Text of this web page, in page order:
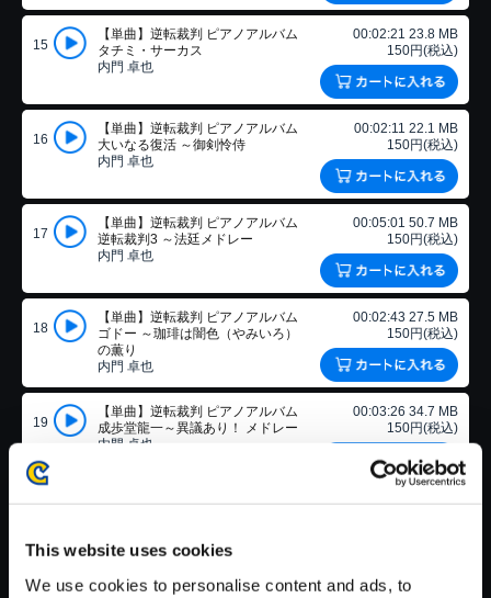
This website uses cookies
We use cookies to personalise content and ads, to
15
【単曲】逆転裁判 ピアノアルバム
タチミ・サーカス
内門 卓也
00:02:21 23.8 MB
150円(税込)
16
【単曲】逆転裁判 ピアノアルバム
大いなる復活 ～御剣怜侍
内門 卓也
00:02:11 22.1 MB
150円(税込)
17
【単曲】逆転裁判 ピアノアルバム
逆転裁判3 ～法廷メドレー
内門 卓也
00:05:01 50.7 MB
150円(税込)
18
【単曲】逆転裁判 ピアノアルバム
ゴドー ～珈琲は闇色（やみいろ）
の薫り
内門 卓也
00:02:43 27.5 MB
150円(税込)
19
【単曲】逆転裁判 ピアノアルバム
成歩堂龍一～異議あり！ メドレー
内門 卓也
00:03:26 34.7 MB
150円(税込)
・iPhoneをご利用のお客様へ